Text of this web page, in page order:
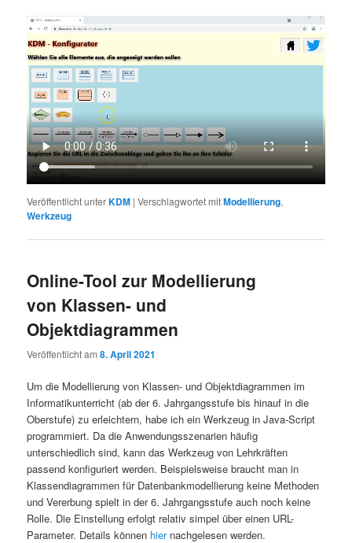
Veröffentlicht unterKDM |Verschlagwortet mitModellierung,
Werkzeug
Online-Tool zur Modellierung
von Klassen- und
Objektdiagrammen
Veröffentlicht am8. April 2021
Um die Modellierung von Klassen- und Objektdiagrammen im
Informatikunterricht (ab der 6. Jahrgangsstufe bis hinauf in die
Oberstufe) zu erleichtern, habe ich ein Werkzeug in Java-Script
programmiert. Da die Anwendungsszenarien häufig
unterschiedlich sind, kann das Werkzeug von Lehrkräften
passend konfiguriert werden. Beispielsweise braucht man in
Klassendiagrammen für Datenbankmodellierung keine Methoden
und Vererbung spielt in der 6. Jahrgangsstufe auch noch keine
Rolle. Die Einstellung erfolgt relativ simpel über einen URL-
Parameter. Details können hiernachgelesen werden.